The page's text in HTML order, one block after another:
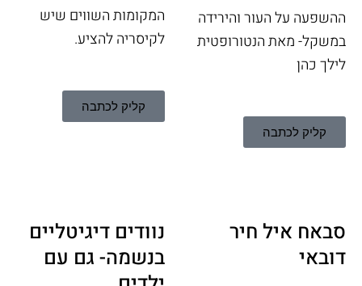
ההשפעה על העור והירידה
במשקל- מאת הנטורופטית
לילך כהן
קליק לכתבה
המקומות השווים שיש
לקיסריה להציע.
קליק לכתבה
סבאח איל חיר
דובאי
נוודים דיגיטליים
בנשמה- גם עם